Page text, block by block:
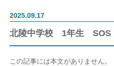
2025.09.17
北陵中学校 1年生 SOS
この記事には本文がありません。